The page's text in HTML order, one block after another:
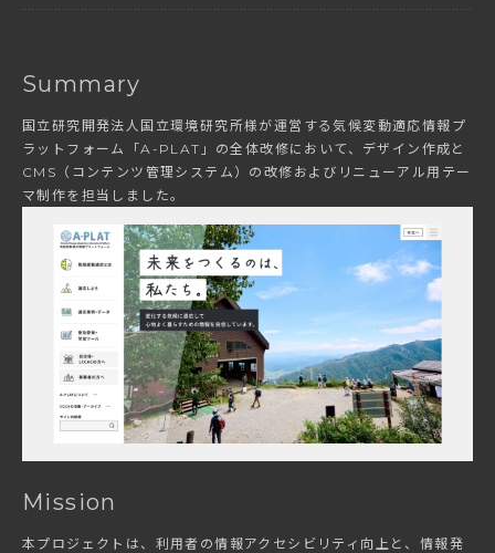
Summary
国立研究開発法人国立環境研究所様が運営する気候変動適応情報プ
ラットフォーム「A-PLAT」の全体改修において、デザイン作成と
CMS（コンテンツ管理システム）の改修およびリニューアル用テー
マ制作を担当しました。
Mission
本プロジェクトは、利用者の情報アクセシビリティ向上と、情報発